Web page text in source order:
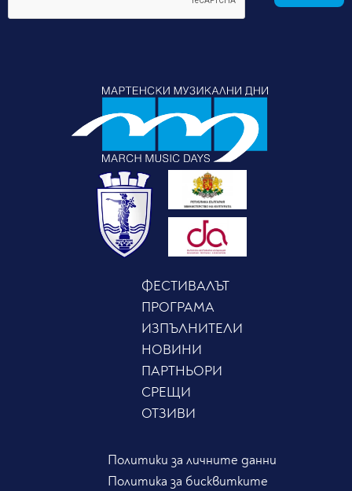
ФЕСТИВАЛЪТ
ПРОГРАМА
ИЗПЪЛНИТЕЛИ
НОВИНИ
ПАРТНЬОРИ
СРЕЩИ
ОТЗИВИ
Политики за личните данни
Политика за бисквитките